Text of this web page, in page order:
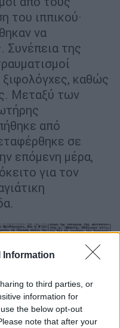
Information
to third parties, or
information for
the below opt-out
note that after your
του ιππικού·
να
Συνέπεια της
καθώς
Μεταξύ των
από
σε
επόμενη μέρα,
για τον